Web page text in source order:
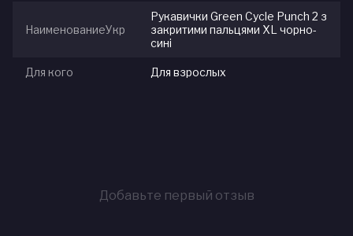
НаименованиеУкр
Рукавички Green Cycle Punch 2 з
закритими пальцями XL чорно-
сині
Для кого Для взрослых
Добавьте первый отзыв